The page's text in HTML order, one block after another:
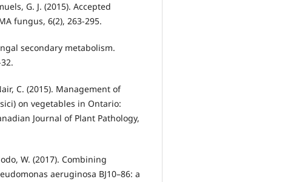
G. J. (2015). Accepted
fungus, 6(2), 263-295.
secondary metabolism.
C. (2015). Management of
on vegetables in Ontario:
Journal of Plant Pathology,
W. (2017). Combining
aeruginosa BJ10–86: a